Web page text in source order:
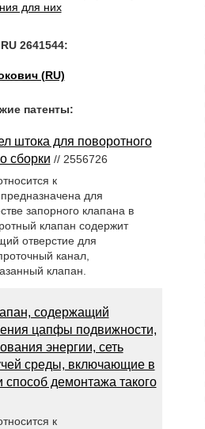
для них
2641544:
(RU)
патенты:
штока для поворотного
сборки // 2556726
к
для
запорного клапана в
клапан содержит
отверстие для
канал,
клапан.
содержащий
цапфы подвижности,
энергии, сеть
среды, включающие в
способ демонтажа такого
к